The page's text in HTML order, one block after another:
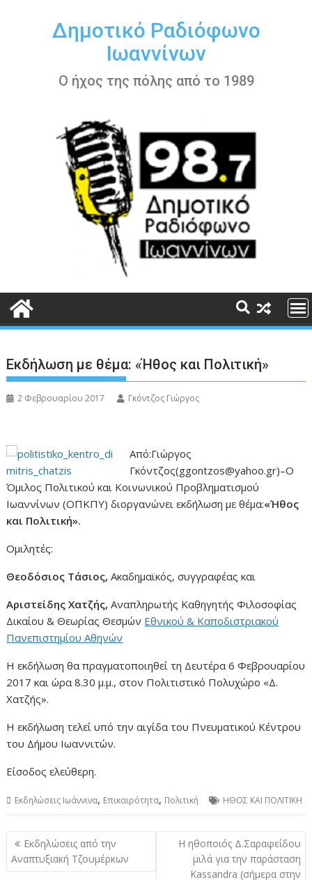
περιεχόμενοΔημοτικό Ραδιόφωνο
Ιωαννίνων
Ο ήχος της πόλης από το 1989
Εκδήλωση με θέμα: «Ήθος και Πολιτική»
2 Φεβρουαρίου 2017 Γκόντζος Γιώργος
Από:Γιώργος
Γκόντζος(ggontzos@yahoo.gr)–O
Όμιλος Πολιτικού και Κοινωνικού Προβληματισμού
Ιωαννίνων (ΟΠΚΠΥ) διοργανώνει εκδήλωσημε θέμα:«Ήθος
και Πολιτική».
Ομιλητές:
Θεοδόσιος Τάσιος,Ακαδημαϊκός, συγγραφέας και
Αριστείδης Χατζής,Αναπληρωτής Καθηγητής Φιλοσοφίας
Δικαίου & Θεωρίας Θεσμών Εθνικού & Καποδιστριακού
Πανεπιστημίου Αθηνών
Η εκδήλωση θα πραγματοποιηθεί τη Δευτέρα 6 Φεβρουαρίου
2017 και ώρα 8.30 μ.μ., στον Πολιτιστικό Πολυχώρο «Δ.
Χατζής».
Η εκδήλωση τελεί υπό την αιγίδα του Πνευματικού Κέντρου
του Δήμου Ιωαννιτών.
Είσοδος ελεύθερη.
Εκδηλώσεις Ιωάννινα, Επικαιρότητα, Πολιτική ΗΘΟΣ ΚΑΙ ΠΟΛΙΤΙΚΗ
Πλοήγηση
άρθρων
Εκδηλώσεις από την
Αναπτυξιακή Τζουμέρκων
Η ηθοποιός Δ.Σαραφείδου
μιλά για την παράσταση
Kassandra (σήμερα στην